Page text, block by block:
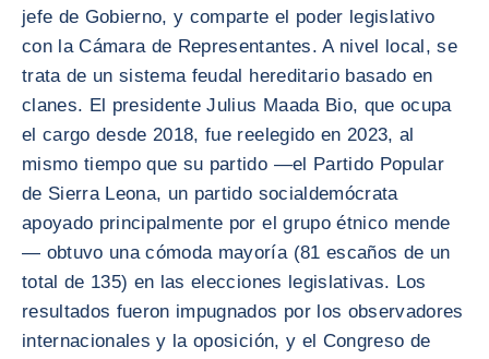
jefe de Gobierno, y comparte el poder legislativo
con la Cámara de Representantes. A nivel local, se
trata de un sistema feudal hereditario basado en
clanes. El presidente Julius Maada Bio, que ocupa
el cargo desde 2018, fue reelegido en 2023, al
mismo tiempo que su partido —el Partido Popular
de Sierra Leona, un partido socialdemócrata
apoyado principalmente por el grupo étnico mende
— obtuvo una cómoda mayoría (81 escaños de un
total de 135) en las elecciones legislativas. Los
resultados fueron impugnados por los observadores
internacionales y la oposición, y el Congreso de